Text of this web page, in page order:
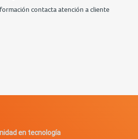
contacta atención a cliente
en tecnología